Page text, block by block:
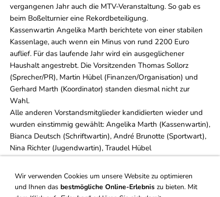
vergangenen Jahr auch die MTV-Veranstaltung. So gab es
beim Boßelturnier eine Rekordbeteiligung.
Kassenwartin Angelika Marth berichtete von einer stabilen
Kassenlage, auch wenn ein Minus von rund 2200 Euro
auflief. Für das laufende Jahr wird ein ausgeglichener
Haushalt angestrebt. Die Vorsitzenden Thomas Sollorz
(Sprecher/PR), Martin Hübel (Finanzen/Organisation) und
Gerhard Marth (Koordinator) standen diesmal nicht zur
Wahl.
Alle anderen Vorstandsmitglieder kandidierten wieder und
wurden einstimmig gewählt: Angelika Marth (Kassenwartin),
Bianca Deutsch (Schriftwartin), André Brunotte (Sportwart),
Nina Richter (Jugendwartin), Traudel Hübel
Nitzschke und Christof Willert (1. und 2. Gerätewart) sowie
Melanie Jacobs (Beisitzerin).
Ehrungen für 50-jährige Mitgliedschaft im MTV Brunonia
Wir verwenden Cookies um unsere Website zu optimieren
und Ihnen das bestmögliche Online-Erlebnis zu bieten. Mit